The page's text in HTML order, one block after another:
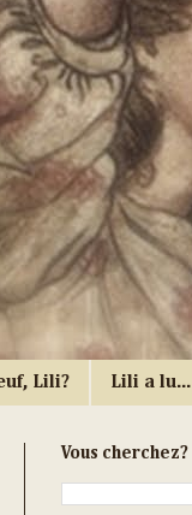
Lili? Lili a lu...
Vous cherchez?